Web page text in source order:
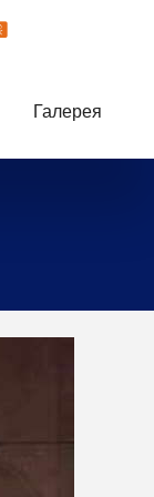
Галерея